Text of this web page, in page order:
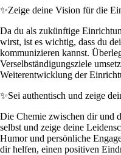
✨Zeige deine Vision für die
Da du als zukünftige
wirst, ist es wichtig, dass du
kommunizieren kannst.
Verselbständigungsziele
Weiterentwicklung der
✨Sei authentisch und zeige
Die Chemie zwischen dir und
selbst und zeige deine
Humor und persönliche
dir helfen, einen positiven